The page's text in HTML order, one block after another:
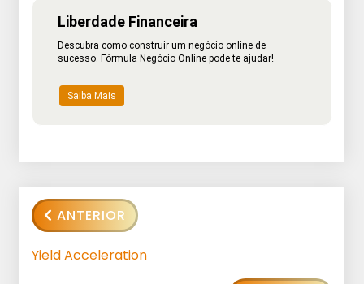
Liberdade Financeira
Descubra como construir um negócio online de
sucesso. Fórmula Negócio Online pode te ajudar!
Saiba Mais
ANTERIOR
Yield Acceleration